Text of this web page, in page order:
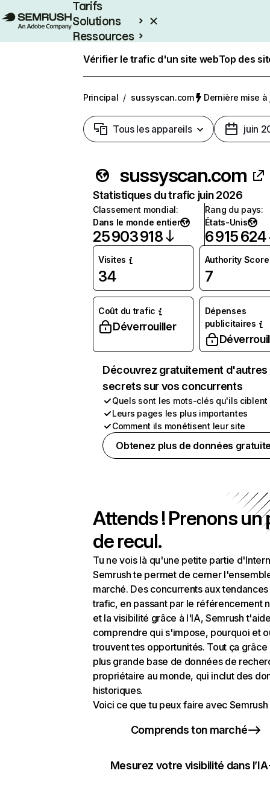
Tarifs
Solutions
Ressources
Vérifier le trafic d'un site webTop des
Principal / sussyscan.com Dernière mise
Tous les appareils juin
sussyscan.com
Statistiques du trafic juin 2026
Classement mondial:
Dans le monde entier
25 903 918
Rang du pays:
États-Unis
6 915 624
Visites
34
Authority Score
7
Coût du trafic
Déverrouiller
Dépenses
publicitaires
Découvrez gratuitement d'autres
secrets sur vos concurrents
Quels sont les mots-clés qu'ils ciblent
Leurs pages les plus importantes
Comment ils monétisent leur site
Obtenez plus de données
Attends ! Prenons un
de recul.
Tu ne vois là qu'une petite partie
Semrush te permet de cerner
marché. Des concurrents aux
trafic, en passant par le référencement
et la visibilité grâce à l'IA, Semrush
comprendre qui s'impose, pourquoi et
trouvent tes opportunités. Tout ça grâce
plus grande base de données de
propriétaire au monde, qui inclut des
historiques.
Voici ce que tu peux faire avec Semrush
Comprends ton marché
Mesurez votre visibilité dans l’IA